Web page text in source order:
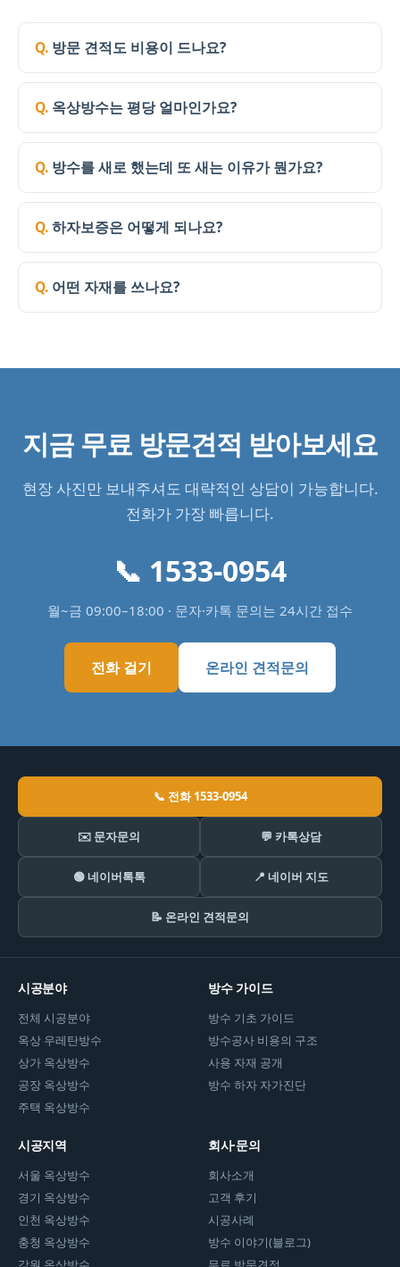
방문 견적도 비용이 드나요?
옥상방수는 평당 얼마인가요?
방수를 새로 했는데 또 새는 이유가 뭔가요?
하자보증은 어떻게 되나요?
어떤 자재를 쓰나요?
지금 무료 방문견적 받아보세요
현장 사진만 보내주셔도 대략적인 상담이 가능합니다.
전화가 가장 빠릅니다.
📞 1533-0954
월~금 09:00–18:00 · 문자·카톡 문의는 24시간 접수
전화 걸기 온라인 견적문의
📞 전화 1533-0954
✉️ 문자문의 💬 카톡상담
🟢 네이버톡톡 📍 네이버 지도
📝 온라인 견적문의
시공분야
전체 시공분야
옥상 우레탄방수
상가 옥상방수
공장 옥상방수
주택 옥상방수
방수 가이드
방수 기초 가이드
방수공사 비용의 구조
사용 자재 공개
방수 하자 자가진단
시공지역
서울 옥상방수
경기 옥상방수
인천 옥상방수
충청 옥상방수
회사·문의
회사소개
고객 후기
시공사례
방수 이야기(블로그)